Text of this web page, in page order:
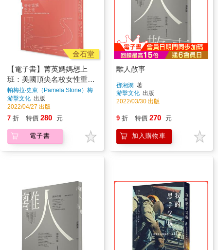
金石堂
【電子書】菁英媽媽想上
班：美國頂尖名校女性重返
職場的特權與矛盾
帕梅拉‧史東（Pamela Stone）梅
格‧拉芙蕎（Meg Lovejoy）
游擊文化 出版
2022/04/27 出版
7 折 特價 280 元
電子書
離人散事
鄧湘漪 著
游擊文化 出版
2022/03/30 出版
9 折 特價 270 元
加入購物車